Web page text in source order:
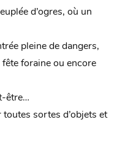
d’ogres, où un
pleine de dangers,
foraine ou encore
être…
sortes d’objets et